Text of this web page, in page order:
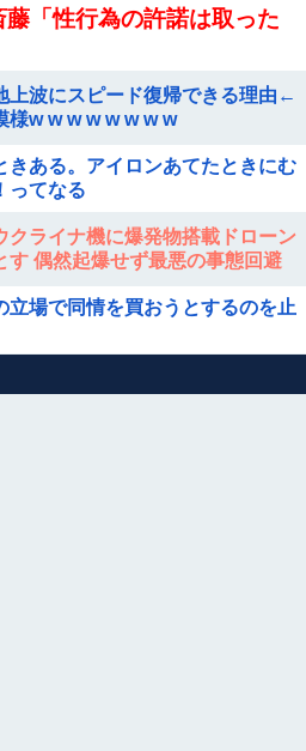
藤「性行為の許諾は取った
上波にスピード復帰できる理由←
様w w w w w w w w
きある。アイロンあてたときにむ
ってなる
クライナ機に爆発物搭載ドローン
偶然起爆せず最悪の事態回避
立場で同情を買おうとするのを止